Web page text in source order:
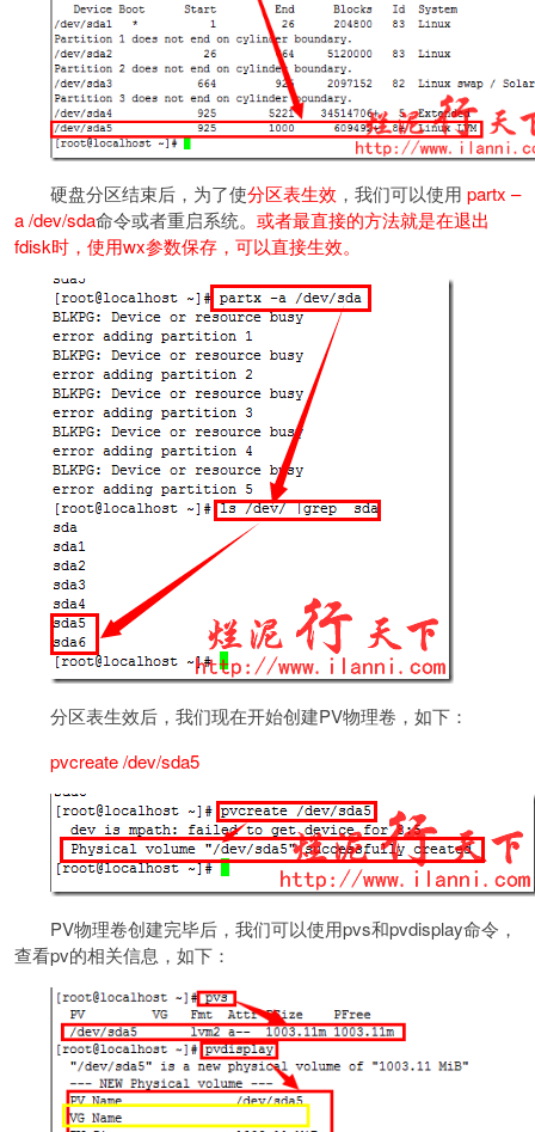
硬盘分区结束后，为了使分区表生效 ，我们可以使用 partx –
a /dev/sda命令或者重启系统。 或者最直接的方法就是在退出
fdisk时，使用wx参数保存，可以直接生效。
分区表生效后，我们现在开始创建PV物理卷，如下：
pvcreate /dev/sda5
PV物理卷创建完毕后，我们可以使用pvs和pvdisplay命令，
查看pv的相关信息，如下：